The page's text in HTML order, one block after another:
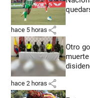
hace 5 horas share
Otro
hace 2 horas share